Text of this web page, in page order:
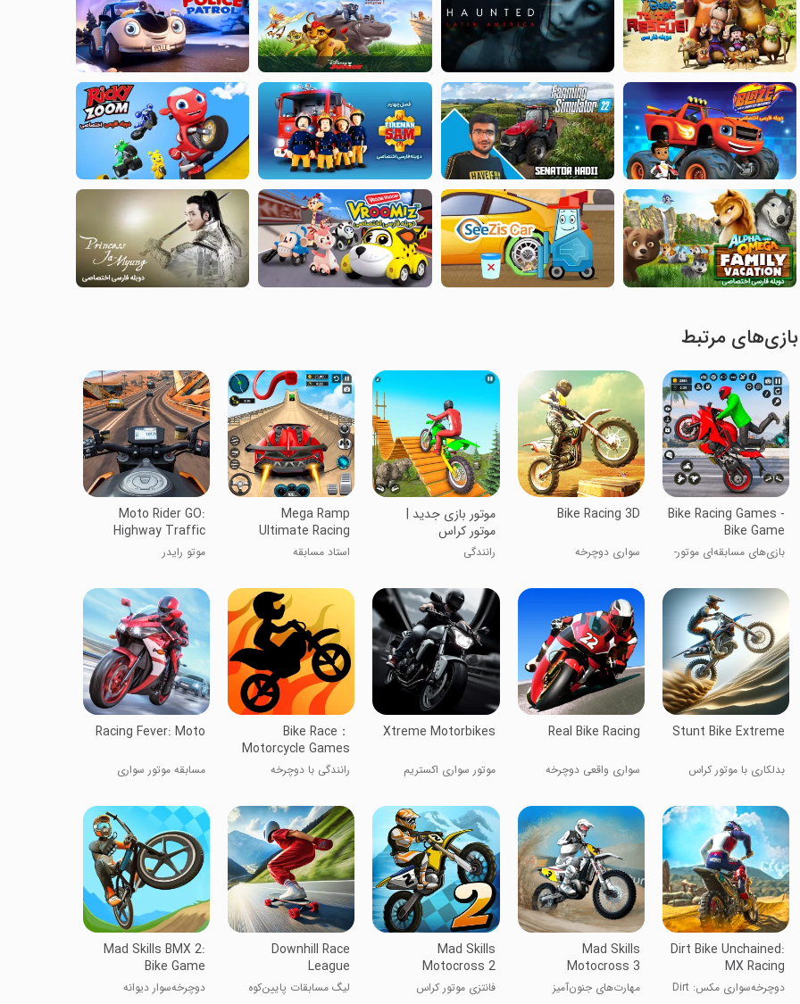
بازی‌های مرتبط
Bike Racing Games -
Bike Game
بازی‌های مسابقه‌ای موتور-
Bike Racing 3D
سواری دوچرخه
موتور بازی جدید |
موتور کراس
رانندگی
Mega Ramp
Ultimate Racing
استاد مسابقه
Moto Rider GO:
Highway Traffic
موتو رایدر
Stunt Bike Extreme
بدلکاری با موتور کراس
Real Bike Racing
سواری واقعی دوچرخه
Xtreme Motorbikes
موتور سواری اکستریم
Bike Race：
Motorcycle Games
رانندگی با دوچرخه
Racing Fever: Moto
مسابقه موتور سواری
Dirt Bike Unchained:
MX Racing
دوچرخه‌سواری مکس: Dirt
Mad Skills
Motocross 3
مهارت‌های جنون‌آمیز
Mad Skills
Motocross 2
فانتزی موتور کراس
Downhill Race
League
لیگ مسابقات پایین‌کوه
Mad Skills BMX 2:
Bike Game
دوچرخه‌سوار دیوانه